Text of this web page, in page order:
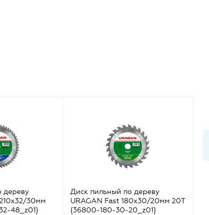
дереву
30мм
48_z01}
Диск пильный по дереву
URAGAN Fast 180х30/20мм 20Т
{36800-180-30-20_z01}